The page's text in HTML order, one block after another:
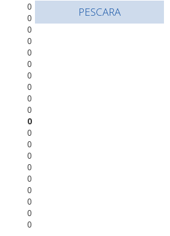
0
0
0
0
0
0
0
0
0
0
0
0
0
0
0
0
0
0
0
0
PESCARA